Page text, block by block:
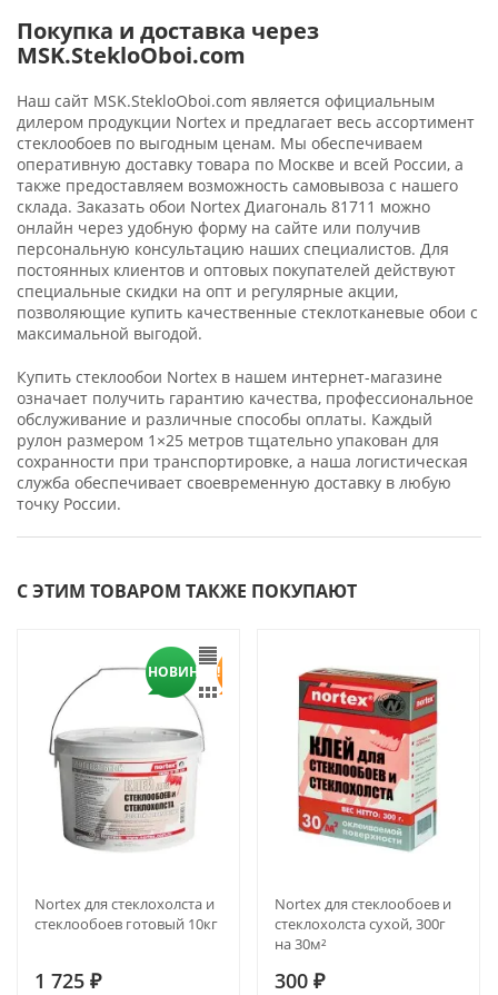
Покупка и доставка через
MSK.StekloOboi.com
Наш сайт MSK.StekloOboi.com является официальным
дилером продукции Nortex и предлагает весь ассортимент
стеклообоев по выгодным ценам. Мы обеспечиваем
оперативную доставку товара по Москве и всей России, а
также предоставляем возможность самовывоза с нашего
склада. Заказать обои Nortex Диагональ 81711 можно
онлайн через удобную форму на сайте или получив
персональную консультацию наших специалистов. Для
постоянных клиентов и оптовых покупателей действуют
специальные скидки на опт и регулярные акции,
позволяющие купить качественные стеклотканевые обои с
максимальной выгодой.
Купить стеклообои Nortex в нашем интернет-магазине
означает получить гарантию качества, профессиональное
обслуживание и различные способы оплаты. Каждый
рулон размером 1×25 метров тщательно упакован для
сохранности при транспортировке, а наша логистическая
служба обеспечивает своевременную доставку в любую
точку России.
С ЭТИМ ТОВАРОМ ТАКЖЕ ПОКУПАЮТ
НОВИНКА!
Nortex для стеклохолста и
стеклообоев готовый 10кг
1 725 ₽
Nortex для стеклообоев и
стеклохолста сухой, 300г
на 30м²
300 ₽